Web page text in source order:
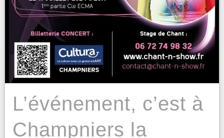
L’événement, c’est à
Champniers la